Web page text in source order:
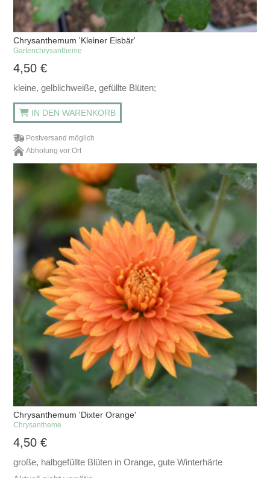
Chrysanthemum 'Kleiner Eisbär'
Gartenchrysantheme
4,50€
kleine, gelblichweiße, gefüllte Blüten;
IN DEN WARENKORB
Postversand möglich
Abholung vor Ort
Chrysanthemum 'Dixter Orange'
Chrysantheme
4,50€
große, halbgefüllte Blüten in Orange, gute Winterhärte